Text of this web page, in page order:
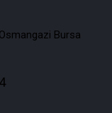
Bursa